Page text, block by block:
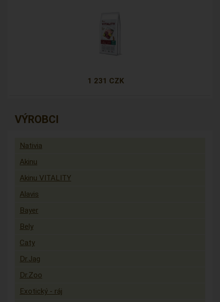
1 231 CZK
VÝROBCI
Nativia
Akinu
Akinu VITALITY
Alavis
Bayer
Bely
Caty
Dr.Jag
Dr.Zoo
Exotický - ráj